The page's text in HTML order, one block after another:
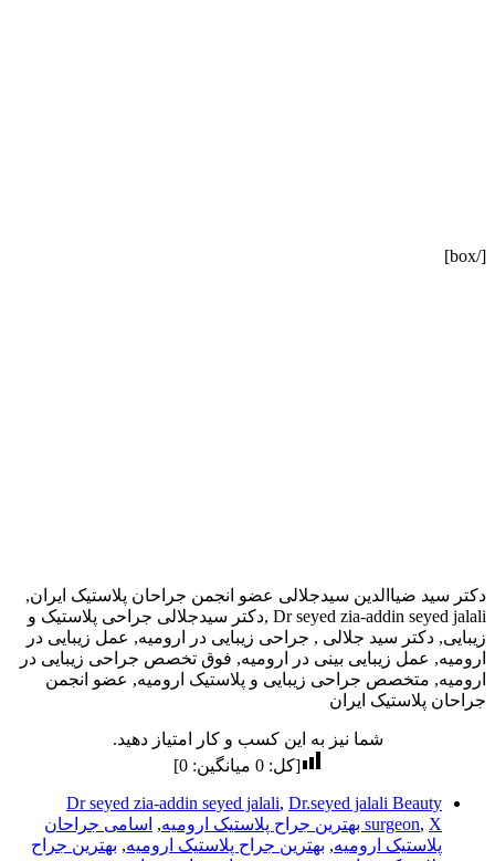
[/box]
دکتر سید ضیاالدین سیدجلالی عضو انجمن جراحان پلاستیک ایران,
Dr seyed zia-addin seyed jalali ,دکتر سیدجلالی جراحی پلاستیک و
زیبایی, دکتر سید جلالی , جراحی زیبایی در ارومیه, عمل زیبایی در
ارومیه, عمل زیبایی بینی در ارومیه, فوق تخصص جراحی زیبایی در
ارومیه, متخصص جراحی زیبایی و پلاستیک ارومیه, عضو انجمن
جراحان پلاستیک ایران
شما نیز به این کسب و کار امتیاز دهید.
[کل:0 میانگین:0
]
Dr seyed zia-addin seyed jalali, Dr.seyed jalali Beauty
surgeon, X بهترین جراح پلاستیک ارومیه , اسامی جراحان
پلاستیک ارومیه, بهترین جراح پلاستیک ارومیه, بهترین جراح